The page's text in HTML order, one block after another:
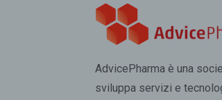
AdvicePharma è una
sviluppa servizi e